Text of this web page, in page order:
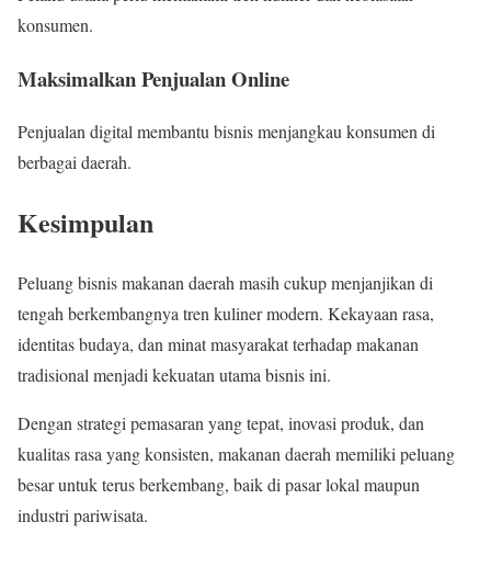
konsumen.
Maksimalkan Penjualan Online
Penjualan digital membantu bisnis menjangkau konsumen di
berbagai daerah.
Kesimpulan
Peluang bisnis makanan daerah masih cukup menjanjikan di
tengah berkembangnya tren kuliner modern. Kekayaan rasa,
identitas budaya, dan minat masyarakat terhadap makanan
tradisional menjadi kekuatan utama bisnis ini.
Dengan strategi pemasaran yang tepat, inovasi produk, dan
kualitas rasa yang konsisten, makanan daerah memiliki peluang
besar untuk terus berkembang, baik di pasar lokal maupun
industri pariwisata.